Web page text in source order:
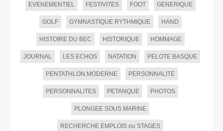
EVENEMENTIEL FESTIVITES FOOT GENERIQUE
GOLF GYMNASTIQUE RYTHMIQUE HAND
HISTOIRE DU BEC HISTORIQUE HOMMAGE
JOURNAL LES ECHOS NATATION PELOTE BASQUE
PENTATHLON MODERNE PERSONNALITE
PERSONNALITES PETANQUE PHOTOS
PLONGEE SOUS MARINE
RECHERCHE EMPLOIS ou STAGES